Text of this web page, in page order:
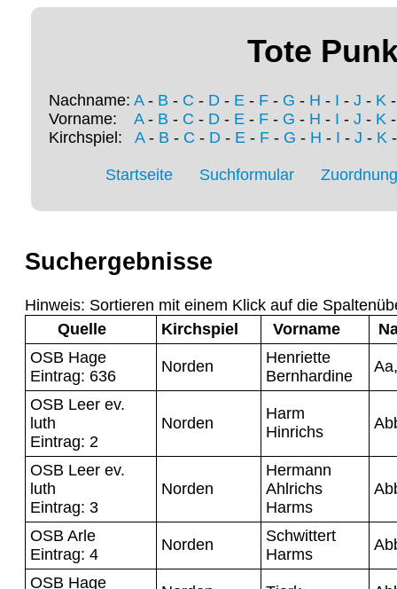
Tote
Nachname: A- B - C - D - E - F - G - H - I - J - K
Vorname: A- B - C - D - E - F - G - H - I - J - K
Kirchspiel: A- B - C - D- E- F- G - H - I - J - K
Startseite Suchformular
Suchergebnisse
Hinweis: Sortieren mit einem Klick auf die
Quelle
Kirchspiel Vorname
OSB Hage
Eintrag: 636
Norden
Henriette
Bernhardine
OSB Leer ev.
luth
Eintrag: 2
Norden
Harm
Hinrichs
OSB Leer ev.
luth
Eintrag: 3
Norden
Hermann
Ahlrichs
Harms
OSB Arle
Eintrag: 4
Norden
Schwittert
Harms
OSB Hage